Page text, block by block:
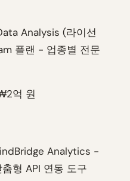
Analysis (라이선
플랜 - 업종별 전문
억 원
Analytics -
형 API 연동 도구